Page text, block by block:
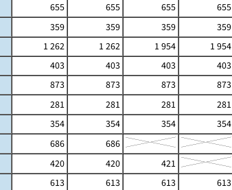
655 655 655 655
359 359 359 359
1 262 1 262 1 954 1 954
403 403 403 403
873 873 873 873
281 281 281 281
354 354 354 354
686
686
420 420
421
613 613 613 613